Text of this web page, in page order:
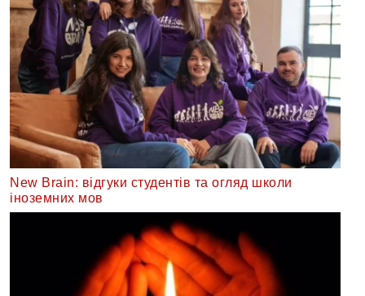
New Brain: відгуки студентів та огляд школи
іноземних мов